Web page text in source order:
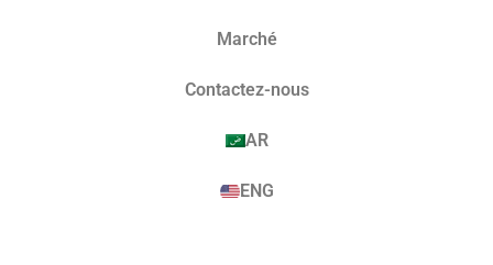
Marché​
Contactez-nous
AR
ENG